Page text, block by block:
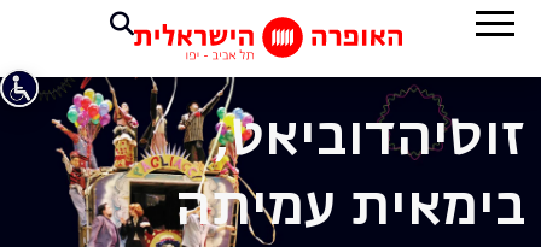
זוסיהדוביאט,
בימאית עמיתה